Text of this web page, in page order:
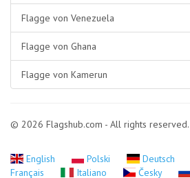
Flagge von Venezuela
Flagge von Ghana
Flagge von Kamerun
© 2026 Flagshub.com - All rights reserved.
English Polski Deutsch
Français
Italiano Česky